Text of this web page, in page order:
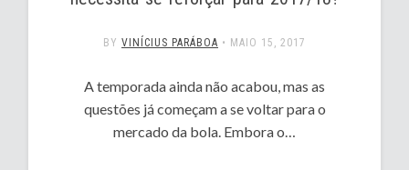
BY VINÍCIUS PARÁBOA • MAIO 15, 2017
A temporada ainda não acabou, mas as
questões já começam a se voltar para o
mercado da bola. Embora o…